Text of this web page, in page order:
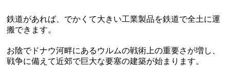
鉄道があれば、でかくて大きい工業製品を鉄道で全土に運
搬できます。
お陰でドナウ河畔にあるウルムの戦術上の重要さが増し、
戦争に備えて近郊で巨大な要塞の建築が始まります。